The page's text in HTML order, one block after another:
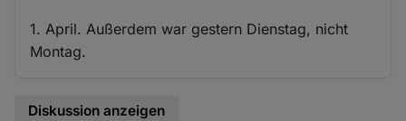
1. April. Außerdem war gestern Dienstag, nicht
Montag.
Diskussion anzeigen